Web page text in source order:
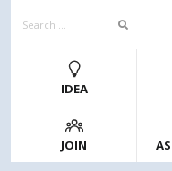
IDEA
JOIN